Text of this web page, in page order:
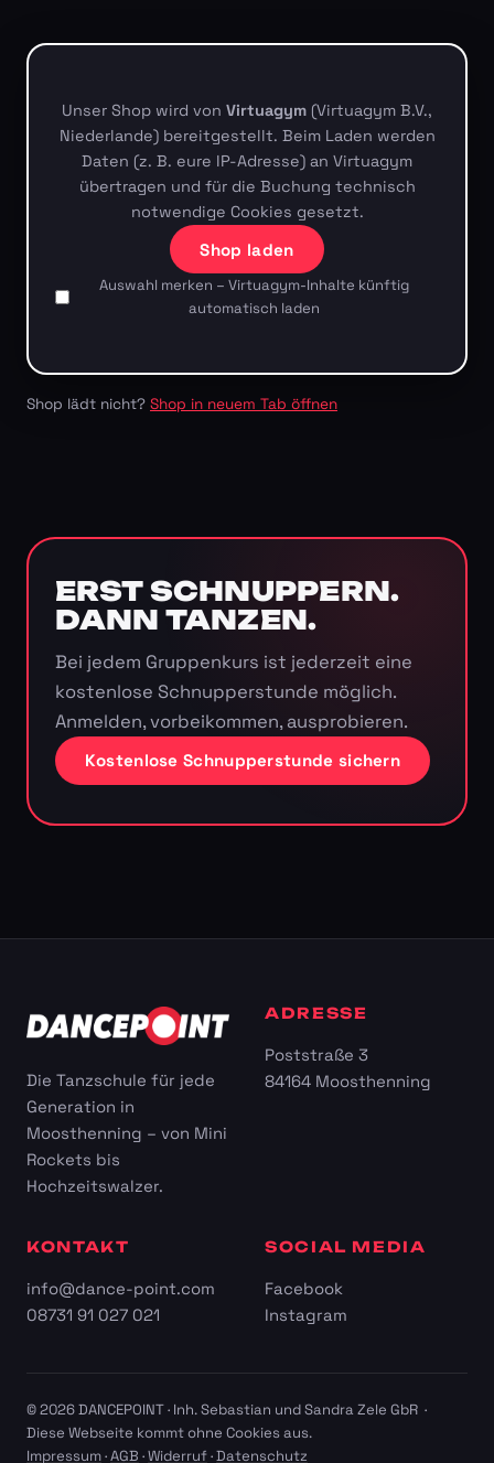
Unser Shop wird von Virtuagym (Virtuagym B.V.,
Niederlande) bereitgestellt. Beim Laden werden
Daten (z. B. eure IP-Adresse) an Virtuagym
übertragen und für die Buchung technisch
notwendige Cookies gesetzt.
Shop laden
Auswahl merken – Virtuagym-Inhalte künftig
automatisch laden
Shop lädt nicht? Shop in neuem Tab öffnen
ERST SCHNUPPERN.
DANN TANZEN.
Bei jedem Gruppenkurs ist jederzeit eine
kostenlose Schnupperstunde möglich.
Anmelden, vorbeikommen, ausprobieren.
Kostenlose Schnupperstunde sichern
Die Tanzschule für jede
Generation in
Moosthenning – von Mini
Rockets bis
Hochzeitswalzer.
ADRESSE
Poststraße 3
84164 Moosthenning
KONTAKT
info@dance-point.com
08731 91 027 021
SOCIAL MEDIA
Facebook
Instagram
© 2026 DANCEPOINT · Inh. Sebastian und Sandra Zele GbR ·
Diese Webseite kommt ohne Cookies aus.
Impressum·AGB ·Widerruf·Datenschutz